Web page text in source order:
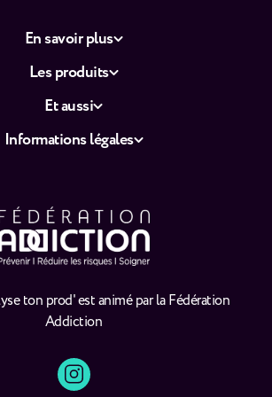
ton prod' est animé par la Fédération
Addiction
En savoir plus
Les produits
Et aussi
Informations légales